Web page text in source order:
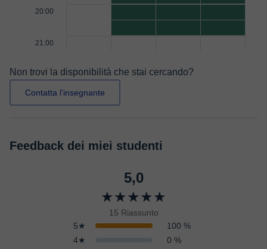
20:00
21:00
Non trovi la disponibilità che stai cercando?
Contatta l'insegnante
Feedback dei miei studenti
5,0
★★★★★
15 Riassunto
5★
100 %
4★
0 %